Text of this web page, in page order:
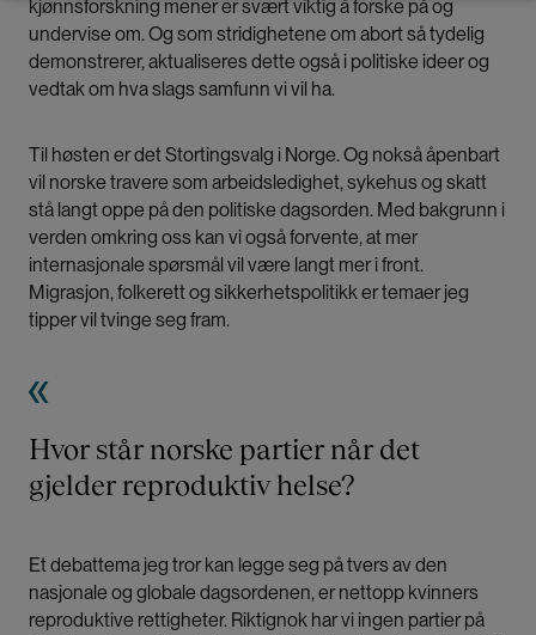
kjønnsforskning mener er svært viktig å forske på og
undervise om. Og som stridighetene om abort så tydelig
demonstrerer, aktualiseres dette også i politiske ideer og
vedtak om hva slags samfunn vi vil ha.
Til høsten er det Stortingsvalg i Norge. Og nokså åpenbart
vil norske travere som arbeidsledighet, sykehus og skatt
stå langt oppe på den politiske dagsorden. Med bakgrunn i
verden omkring oss kan vi også forvente, at mer
internasjonale spørsmål vil være langt mer i front.
Migrasjon, folkerett og sikkerhetspolitikk er temaer jeg
tipper vil tvinge seg fram.
Hvor står norske partier når det
gjelder reproduktiv helse?
Et debattema jeg tror kan legge seg på tvers av den
nasjonale og globale dagsordenen, er nettopp kvinners
reproduktive rettigheter. Riktignok har vi ingen partier på